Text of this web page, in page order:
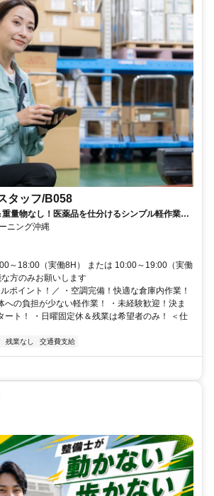
タッフ/B058
量物なし！医薬品を仕分けるシンプル軽作業で
ニング沖縄
～18:00（実働8H） または 10:00～19:00（実働
方のみお願いします
ポイント！／ ・空調完備！快適な倉庫内作業！
への負担が少ない軽作業！ ・未経験歓迎！決ま
ート！ ・日曜固定休＆残業は希望者のみ！ ＜仕
残業なし 交通費支給